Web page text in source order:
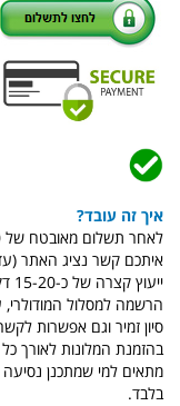
איך זה עובד?
הרשמה למסלול
סיון זמיר וגם אפשרות
בהזמנת המלונות לאורך
מתאים למי שמתכנן נסיעה
בלבד.